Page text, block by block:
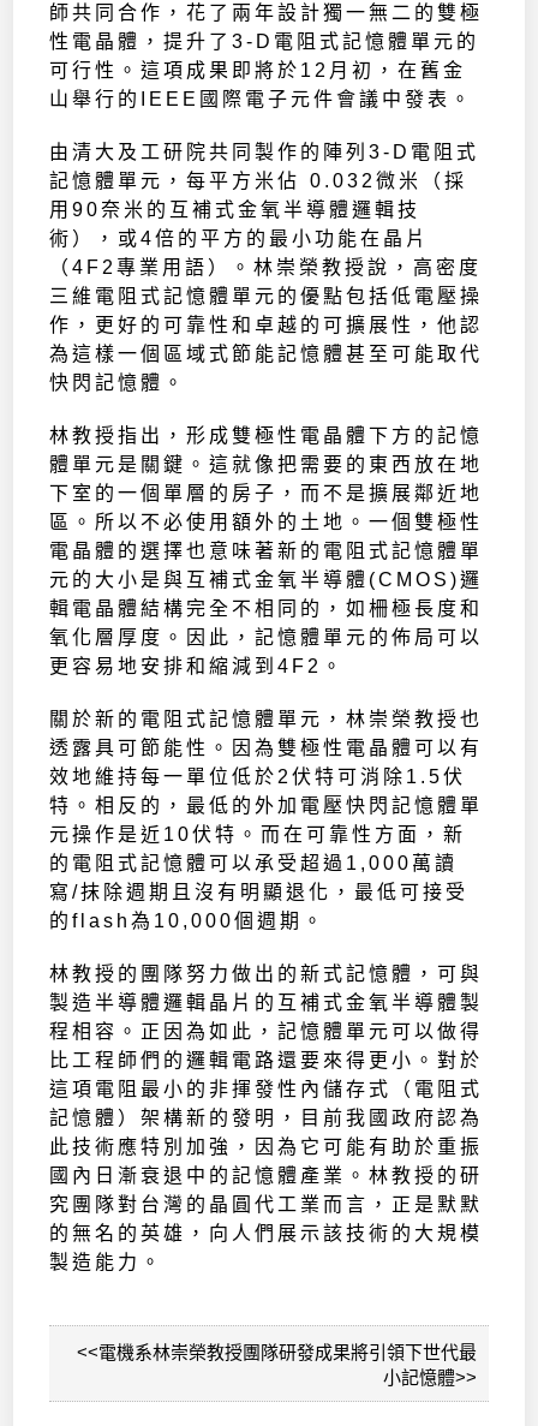
師共同合作，花了兩年設計獨一無二的雙極
性電晶體，提升了3-D電阻式記憶體單元的
可行性。這項成果即將於12月初，在舊金
山舉行的IEEE國際電子元件會議中發表。
由清大及工研院共同製作的陣列3-D電阻式
記憶體單元，每平方米佔 0.032微米（採
用90奈米的互補式金氧半導體邏輯技
術），或4倍的平方的最小功能在晶片
（4F2專業用語）。林崇榮教授說，高密度
三維電阻式記憶體單元的優點包括低電壓操
作，更好的可靠性和卓越的可擴展性，他認
為這樣一個區域式節能記憶體甚至可能取代
快閃記憶體。
林教授指出，形成雙極性電晶體下方的記憶
體單元是關鍵。這就像把需要的東西放在地
下室的一個單層的房子，而不是擴展鄰近地
區。所以不必使用額外的土地。一個雙極性
電晶體的選擇也意味著新的電阻式記憶體單
元的大小是與互補式金氧半導體(CMOS)邏
輯電晶體結構完全不相同的，如柵極長度和
氧化層厚度。因此，記憶體單元的佈局可以
更容易地安排和縮減到4F2。
關於新的電阻式記憶體單元，林崇榮教授也
透露具可節能性。因為雙極性電晶體可以有
效地維持每一單位低於2伏特可消除1.5伏
特。相反的，最低的外加電壓快閃記憶體單
元操作是近10伏特。而在可靠性方面，新
的電阻式記憶體可以承受超過1,000萬讀
寫/抹除週期且沒有明顯退化，最低可接受
的flash為10,000個週期。
林教授的團隊努力做出的新式記憶體，可與
製造半導體邏輯晶片的互補式金氧半導體製
程相容。正因為如此，記憶體單元可以做得
比工程師們的邏輯電路還要來得更小。對於
這項電阻最小的非揮發性內儲存式（電阻式
記憶體）架構新的發明，目前我國政府認為
此技術應特別加強，因為它可能有助於重振
國內日漸衰退中的記憶體產業。林教授的研
究團隊對台灣的晶圓代工業而言，正是默默
的無名的英雄，向人們展示該技術的大規模
製造能力。
<<電機系林崇榮教授團隊研發成果將引領下世代最
小記憶體>>